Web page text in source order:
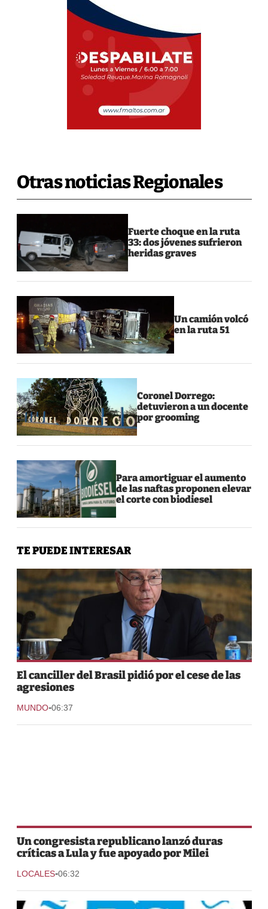
Otras noticias Regionales
Fuerte choque en la ruta
33: dos jóvenes sufrieron
heridas graves
Un camión volcó
en la ruta 51
Coronel Dorrego:
detuvieron a un docente
por grooming
Para amortiguar el aumento
de las naftas proponen elevar
el corte con biodiesel
TE PUEDE INTERESAR
El canciller del Brasil pidió por el cese de las
agresiones
MUNDO-06:37
Un congresista republicano lanzó duras
críticas a Lula y fue apoyado por Milei
LOCALES-06:32